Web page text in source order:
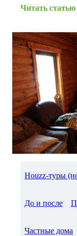
Читать статью
Houzz-туры
До и после
Частные дома